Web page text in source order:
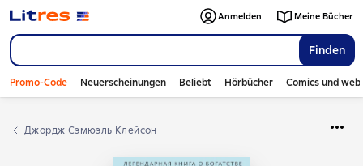
Finden
Anmelden Meine Bücher
Promo-Code Neuerscheinungen Beliebt Hörbücher Comics und
Джордж Сэмюэль Клейсон